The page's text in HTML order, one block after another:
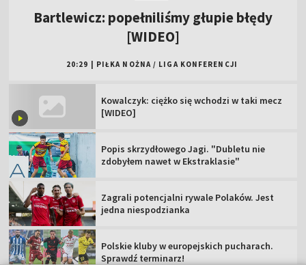
Bartlewicz: popełniliśmy głupie błędy
[WIDEO]
20:29 PIŁKA NOŻNA / LIGA KONFERENCJI
Kowalczyk: ciężko się wchodzi w taki mecz
[WIDEO]
Popis skrzydłowego Jagi. "Dubletu nie
zdobyłem nawet w Ekstraklasie"
Zagrali potencjalni rywale Polaków. Jest
jedna niespodzianka
Polskie kluby w europejskich pucharach.
Sprawdź terminarz!